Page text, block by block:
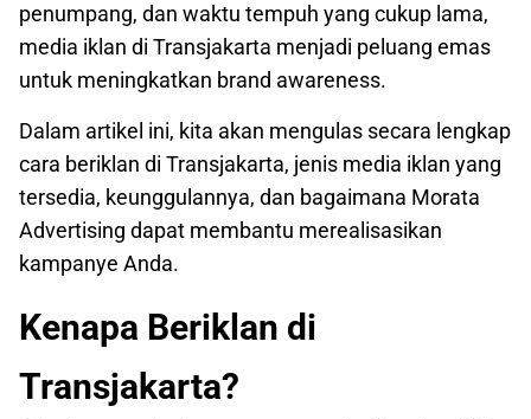
penumpang, dan waktu tempuh yang cukup lama,
media iklan di Transjakarta menjadi peluang emas
untuk meningkatkan brand awareness.
Dalam artikel ini, kita akan mengulas secara lengkap
cara beriklan di Transjakarta, jenis media iklan yang
tersedia, keunggulannya, dan bagaimana Morata
Advertising dapat membantu merealisasikan
kampanye Anda.
Kenapa Beriklan di
Transjakarta?